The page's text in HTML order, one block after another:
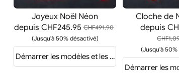
Joyeux Noël Néon
depuisCHF245.95 CHF491.90
(Jusqu'à 50% désactivé)
Démarrer les modèles et les devis
Cloche de
depuis
(Jusqu'à
Démarrer les